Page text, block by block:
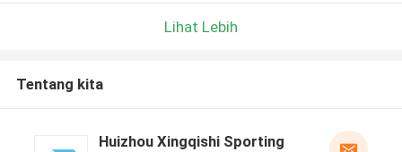
Lihat Lebih
Tentang kita
Huizhou Xingqishi Sporting